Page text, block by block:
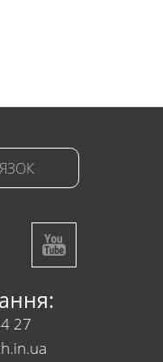
27